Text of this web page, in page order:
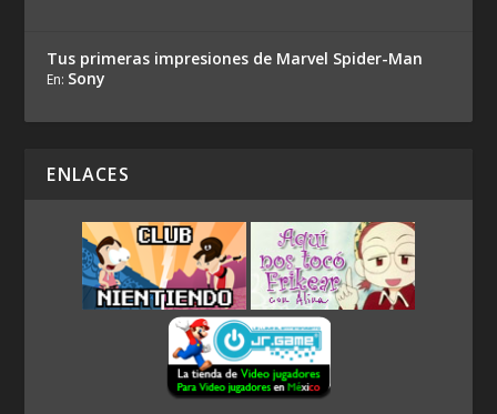
Tus primeras impresiones de Marvel Spider-Man
En: Sony
ENLACES